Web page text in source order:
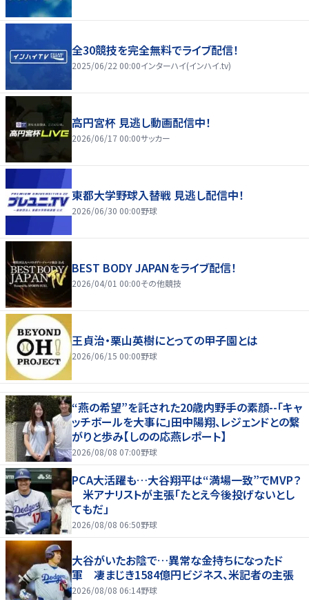
全30競技を完全無料でライブ配信！
2025/06/22 00:00インターハイ(インハイ.tv)
高円宮杯 見逃し動画配信中！
2026/06/17 00:00サッカー
東都大学野球入替戦 見逃し配信中！
2026/06/30 00:00野球
BEST BODY JAPANをライブ配信！
2026/04/01 00:00その他競技
王貞治・栗山英樹にとっての甲子園とは
2026/06/15 00:00野球
“燕の希望”を託された20歳内野手の素顔--「キャ
ッチボールを大事に」田中陽翔、レジェンドとの繋
がりと歩み【しのの応燕レポート】
2026/08/08 07:00野球
PCA大活躍も…大谷翔平は“満場一致”でMVP？
米アナリストが主張「たとえ今後投げないとし
てもだ」
2026/08/08 06:50野球
大谷がいたお陰で…異常な金持ちになったド
軍 凄まじき1584億円ビジネス、米記者の主張
2026/08/08 06:14野球